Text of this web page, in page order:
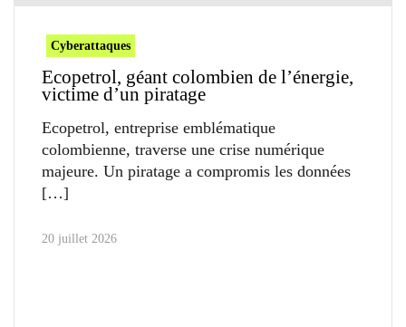
Cyberattaques
Ecopetrol, géant colombien de l’énergie,
victime d’un piratage
Ecopetrol, entreprise emblématique
colombienne, traverse une crise numérique
majeure. Un piratage a compromis les données
20 juillet 2026